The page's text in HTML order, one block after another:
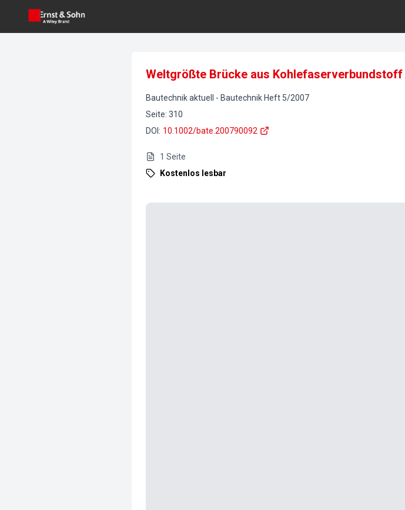
Weltgrößte Brücke aus Kohlefaserverbundstoff
Bautechnik aktuell - Bautechnik Heft 5/2007
Seite: 310
DOI : 10.1002/bate.200790092
1 Seite
Kostenlos lesbar